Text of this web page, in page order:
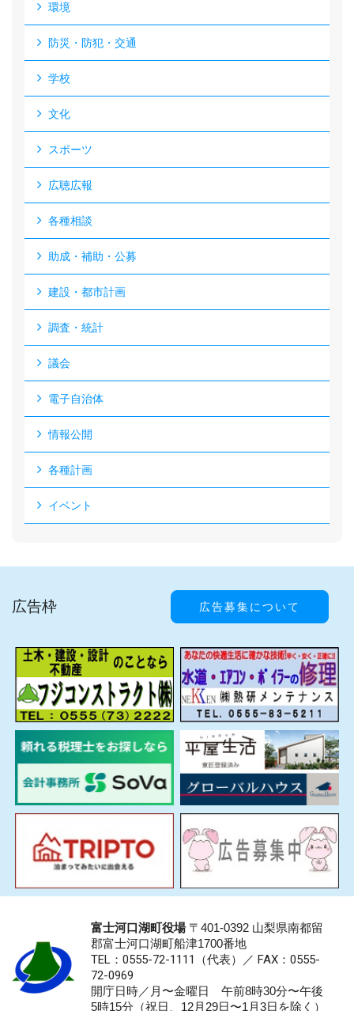
環境
防災・防犯・交通
学校
文化
スポーツ
広聴広報
各種相談
助成・補助・公募
建設・都市計画
調査・統計
議会
電子自治体
情報公開
各種計画
イベント
広告枠 広告募集について
富士河口湖町役場〒401-0392 山梨県南都留
郡富士河口湖町船津1700番地
TEL：0555-72-1111 （代表）／ FAX：0555-
72-0969
開庁日時／月〜金曜日 午前8時30分〜午後
5時15分（祝日、12月29日〜1月3日を除く）